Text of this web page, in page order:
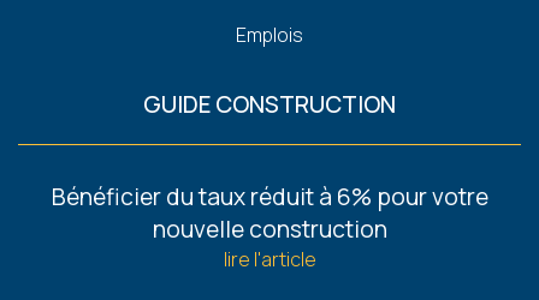
Emplois
GUIDE CONSTRUCTION
Footer
Bénéficier du taux réduit à 6% pour votre
nouvelle construction
lire l'article